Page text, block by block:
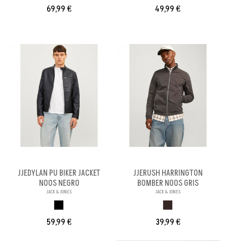
69,99 € 49,99 €
JJEDYLAN PU BIKER JACKET
NOOS NEGRO
JACK & JONES
59,99 €
JJERUSH HARRINGTON
BOMBER NOOS GRIS
JACK & JONES
39,99 €